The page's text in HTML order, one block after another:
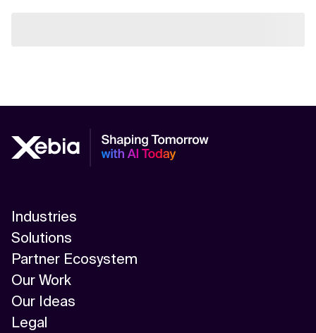
Industries
Solutions
Partner Ecosystem
Our Work
Our Ideas
Legal